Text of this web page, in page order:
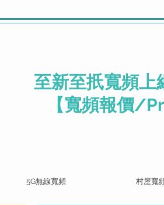
至新至扺寬頻上
【寬頻報價/
5G無線寬頻 村屋寬